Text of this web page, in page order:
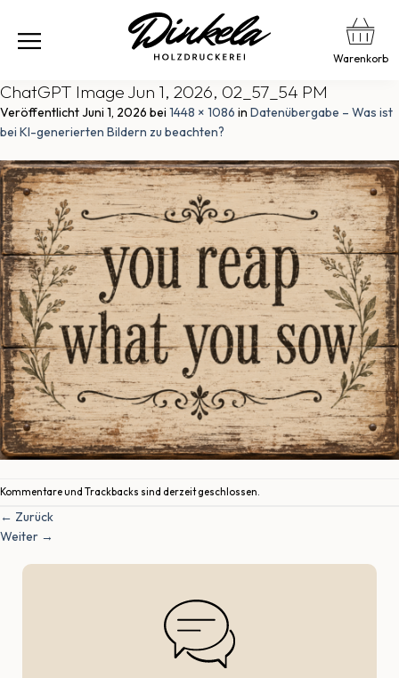
Warenkorb
ChatGPT Image Jun 1, 2026, 02_57_54 PM
VeröffentlichtJuni 1, 2026 bei 1448 × 1086 in Datenübergabe – Was ist
bei KI-generierten Bildern zu beachten?
Kommentare und Trackbacks sind derzeit geschlossen.
← Zurück
Weiter →